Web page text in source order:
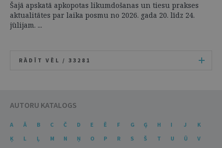
Šajā apskatā apkopotas likumdošanas un tiesu prakses
aktualitātes par laika posmu no 2026. gada 20. līdz 24.
jūlijam. ...
RĀDĪT VĒL / 33281
AUTORU KATALOGS
A Ā B C Č D E Ē F G Ģ H I J
K
Ķ
L Ļ M N Ņ O P R S Š T U Ū
V